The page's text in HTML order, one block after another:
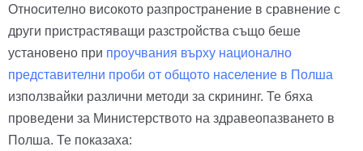
Относително високото разпространение в сравнение с
други пристрастяващи разстройства също беше
установено при проучвания върху национално
представителни проби от общото население в Полша
използвайки различни методи за скрининг. Те бяха
проведени за Министерството на здравеопазването в
Полша. Те показаха: